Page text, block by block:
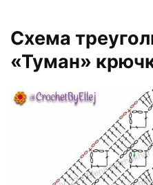
Схема
«Туман»